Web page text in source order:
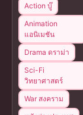
Action บู๊
Animation
แอนิเมชัน
Drama ดราม่า
Sci-Fi
วิทยาศาสตร์
War สงคราม